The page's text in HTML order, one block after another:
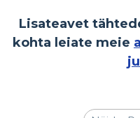
Lisateavet
kohta leiate meie